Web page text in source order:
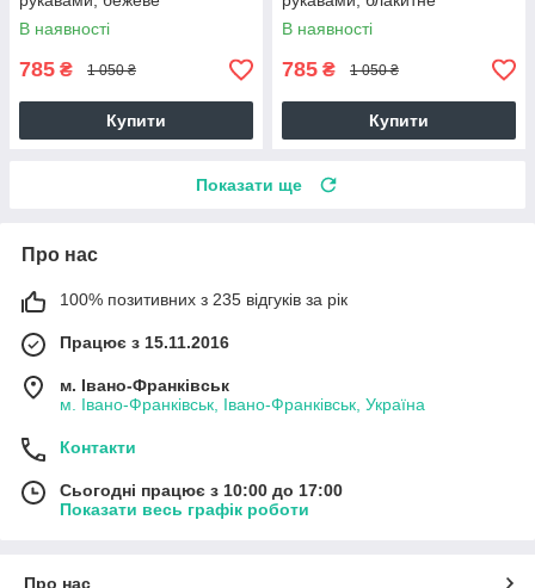
В наявності
785 ₴ 1 050 ₴
Купити
В наявності
785 ₴ 1 050 ₴
Купити
Показати ще
Про нас
100% позитивних з 235 відгуків за рік
Працює з 15.11.2016
м. Івано-Франківськ
м. Івано-Франківськ, Івано-Франківськ, Україна
Контакти
Сьогодні працює з 10:00 до 17:00
Показати весь графік роботи
Про нас